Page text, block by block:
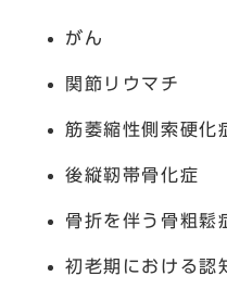
がん
関節リウマチ
筋萎縮性側索硬化
後縦靭帯骨化症
骨折を伴う骨粗鬆
初老期における認